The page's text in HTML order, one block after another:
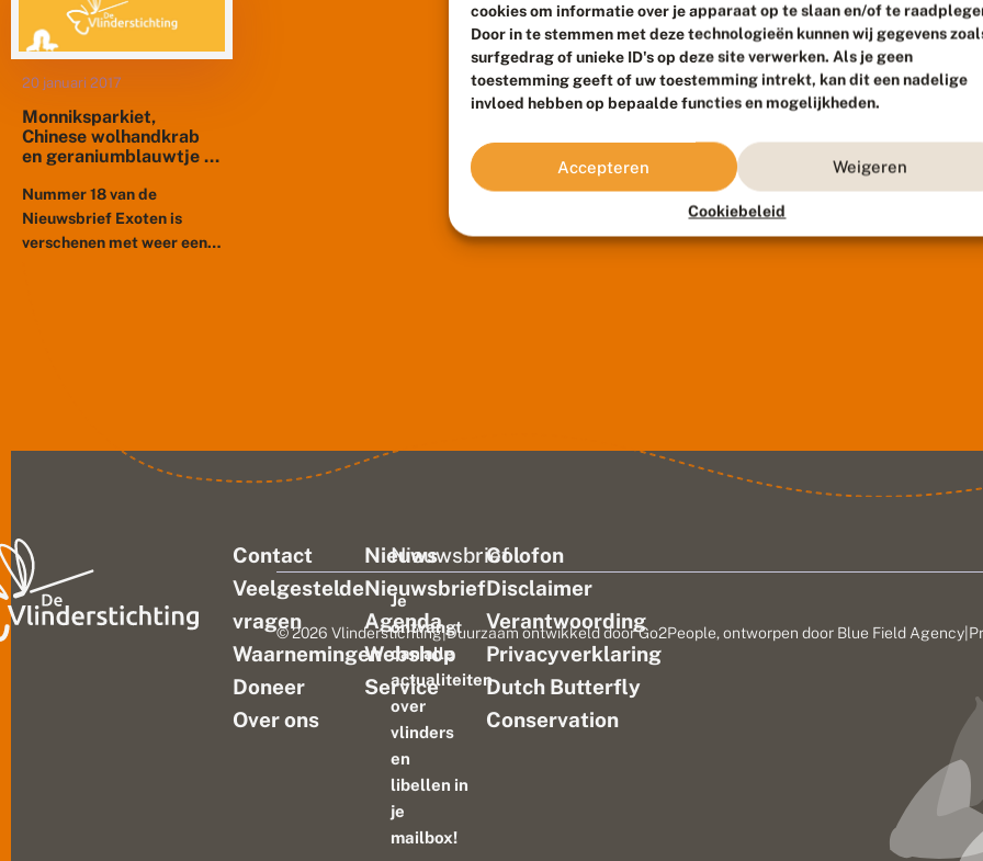
cookies om informatie over je apparaat op te slaan en/of te
Door in te stemmen met deze technologieën kunnen wij gegevens
surfgedrag of unieke ID's op deze site verwerken. Als je geen
toestemming geeft of uw toestemming intrekt, kan dit een nadelige
invloed hebben op bepaalde functies en mogelijkheden.
Accepteren Weigeren
Cookiebeleid
vlotvaren, casarca,
kameleongrondel,
houtsnipperpaddenstoelen,...
20 januari 2017
Monniksparkiet,
Chinese wolhandkrab
en geraniumblauwtje in
Nummer 18 van de
Nieuwsbrief Exoten is
verschenen met weer een
Contact
Veelgestelde
vragen
Waarnemingen
Doneer
Over ons
Nieuws
Nieuwsbrief
Agenda
Webshop
Service
Colofon
Disclaimer
Verantwoording
Privacyverklaring
Dutch Butterfly
Conservation
Nieuwsbrief
Je
ontvangt
dan alle
actualiteiten
over
vlinders
en
libellen in
je
mailbox!
© 2026 Vlinderstichting|Duurzaam ontwikkeld doorGo2People, ontworpen door Blue Field Agency